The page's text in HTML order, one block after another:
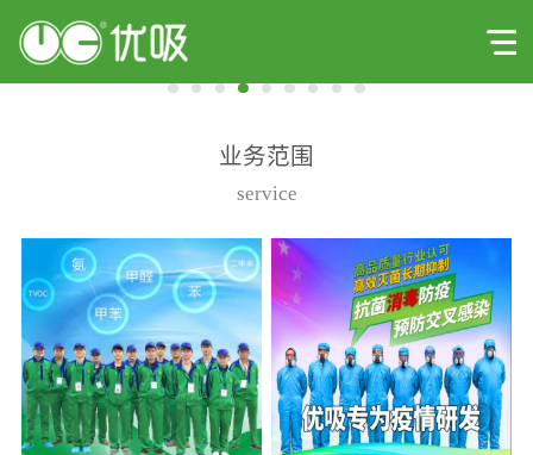
业务范围
service